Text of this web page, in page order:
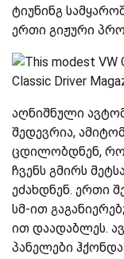
ტიუნინგ
ერთი გიჟური
აღნიშნული
შედევრია,
ცდილობდნენ,
ჩვენს გმირს
ეძახდნენ. ერთი
სმ-ით
ით დაადაბლეს.
პანელები